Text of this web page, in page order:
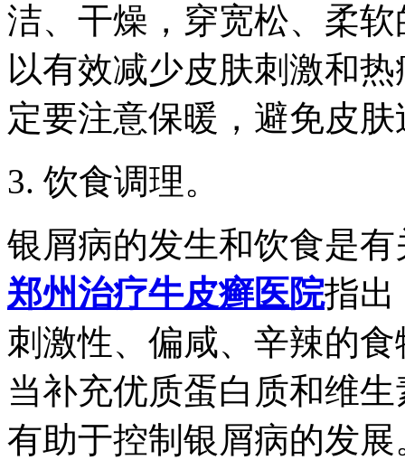
洁、干燥，穿宽松、柔
以有效减少皮肤刺激和
定要注意保暖，避免皮
3. 饮食调理。
银屑病的发生和饮食是
郑州治疗牛皮癣医院指出
刺激性、偏咸、辛辣的
当补充优质蛋白质和维
有助于控制银屑病的发展